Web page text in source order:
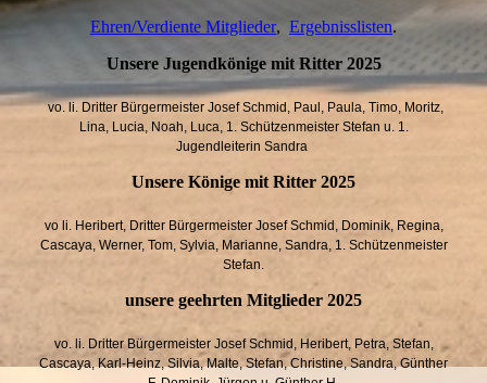
Ehren/Verdiente Mitglieder, Ergebnisslisten.
Unsere Jugendkönige mit Ritter 2025
vo. li. Dritter Bürgermeister Josef Schmid, Paul, Paula, Timo, Moritz,
Lina, Lucia, Noah, Luca, 1. Schützenmeister Stefan u. 1.
Jugendleiterin Sandra
Unsere Könige mit Ritter 2025
vo li. Heribert, Dritter Bürgermeister Josef Schmid, Dominik, Regina,
Cascaya, Werner, Tom, Sylvia, Marianne, Sandra, 1. Schützenmeister
Stefan.
unsere geehrten Mitglieder 2025
vo. li. Dritter Bürgermeister Josef Schmid, Heribert, Petra, Stefan,
Cascaya, Karl-Heinz, Silvia, Malte, Stefan, Christine, Sandra, Günther